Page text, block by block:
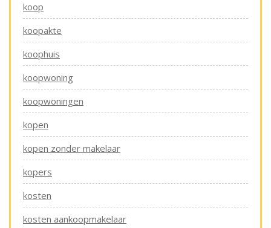
koop
koopakte
koophuis
koopwoning
koopwoningen
kopen
kopen zonder makelaar
kopers
kosten
kosten aankoopmakelaar